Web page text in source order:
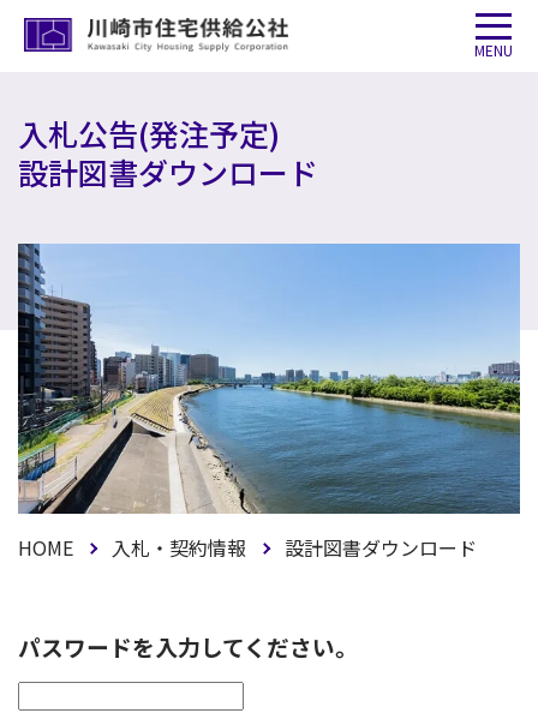
MENU
入札公告(発注予定)
設計図書ダウンロード
HOME 入札・契約情報 設計図書ダウンロード
パスワードを入力してください。